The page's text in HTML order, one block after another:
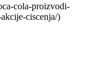
cola-proizvodi-
ciscenja/)